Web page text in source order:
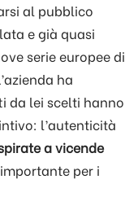
al pubblico
e già quasi
serie europee di
ha
da lei scelti hanno
l’autenticità
a vicende
per i